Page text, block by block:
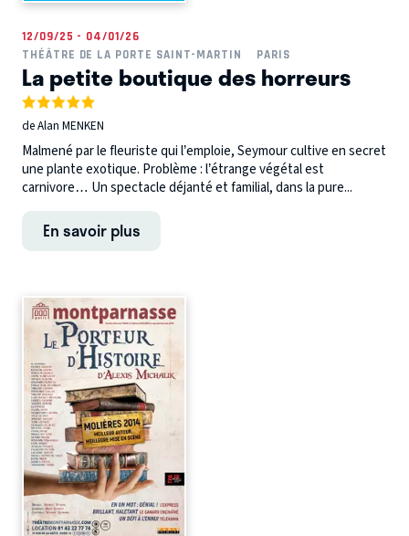
12/09/25 - 04/01/26
THÉÂTRE DE LA PORTE SAINT-MARTIN
PARIS
La petite boutique des horreurs
de Alan MENKEN
Malmené par le fleuriste qui l’emploie, Seymour cultive en secret
une plante exotique. Problème : l’étrange végétal est
carnivore… Un spectacle déjanté et familial, dans la pure...
En savoir plus